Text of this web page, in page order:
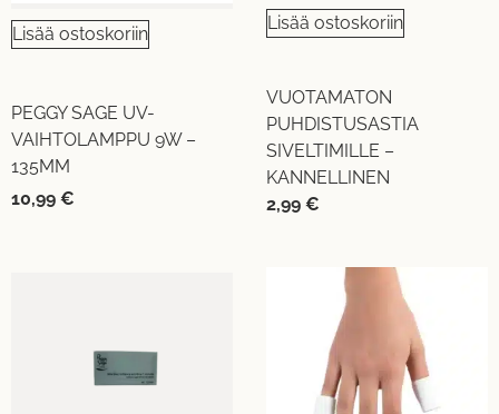
Lisää ostoskoriin
PEGGY SAGE UV-
VAIHTOLAMPPU 9W –
135MM
10,99 €
Lisää ostoskoriin
VUOTAMATON
PUHDISTUSASTIA
SIVELTIMILLE –
KANNELLINEN
2,99 €